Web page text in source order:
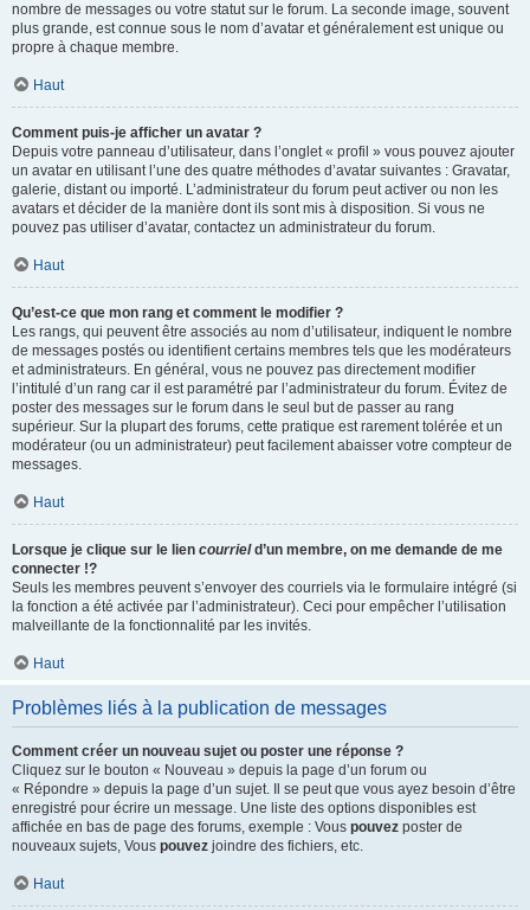
nombre de messages ou votre statut sur le forum. La seconde image, souvent
plus grande, est connue sous le nom d’avatar et généralement est unique ou
propre à chaque membre.
Haut
Comment puis-je afficher un avatar ?
Depuis votre panneau d’utilisateur, dans l’onglet « profil » vous pouvez ajouter
un avatar en utilisant l’une des quatre méthodes d’avatar suivantes : Gravatar,
galerie, distant ou importé. L’administrateur du forum peut activer ou non les
avatars et décider de la manière dont ils sont mis à disposition. Si vous ne
pouvez pas utiliser d’avatar, contactez un administrateur du forum.
Haut
Qu’est-ce que mon rang et comment le modifier ?
Les rangs, qui peuvent être associés au nom d’utilisateur, indiquent le nombre
de messages postés ou identifient certains membres tels que les modérateurs
et administrateurs. En général, vous ne pouvez pas directement modifier
l’intitulé d’un rang car il est paramétré par l’administrateur du forum. Évitez de
poster des messages sur le forum dans le seul but de passer au rang
supérieur. Sur la plupart des forums, cette pratique est rarement tolérée et un
modérateur (ou un administrateur) peut facilement abaisser votre compteur de
messages.
Haut
Lorsque je clique sur le lien courrield’un membre, on me demande de me
connecter !?
Seuls les membres peuvent s’envoyer des courriels via le formulaire intégré (si
la fonction a été activée par l’administrateur). Ceci pour empêcher l’utilisation
malveillante de la fonctionnalité par les invités.
Haut
Problèmes liés à la publication de messages
Comment créer un nouveau sujet ou poster une réponse ?
Cliquez sur le bouton « Nouveau » depuis la page d’un forum ou
« Répondre » depuis la page d’un sujet. Il se peut que vous ayez besoin d’être
enregistré pour écrire un message. Une liste des options disponibles est
affichée en bas de page des forums, exemple : Vous pouvez poster de
nouveaux sujets, Vous pouvez joindre des fichiers, etc.
Haut